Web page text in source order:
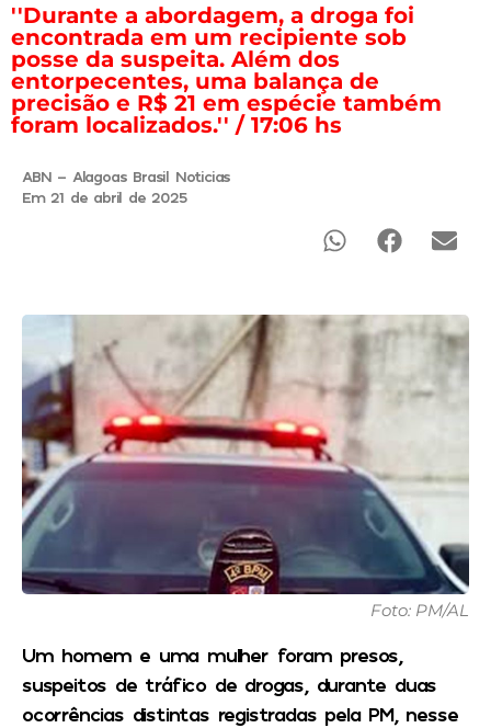
''Durante a abordagem, a droga foi
encontrada em um recipiente sob
posse da suspeita. Além dos
entorpecentes, uma balança de
precisão e R$ 21 em espécie também
foram localizados.'' / 17:06 hs
ABN - Alagoas Brasil Noticias
Em 21 de abril de 2025
Foto: PM/AL
Um homem e uma mulher foram presos,
suspeitos de tráfico de drogas, durante duas
ocorrências distintas registradas pela PM, nesse